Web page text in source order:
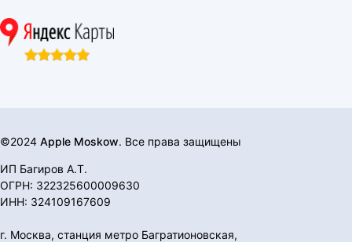
©2024 Apple Moskow. Все права защищены
ИП Багиров А.Т.
ОГРН: 322325600009630
ИНН: 324109167609
г. Москва, станция метро Багратионовская,